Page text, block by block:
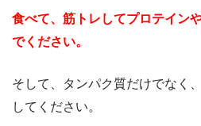
食べて、筋トレしてプロテイン
でください。
そして、タンパク質だけでなく
してください。